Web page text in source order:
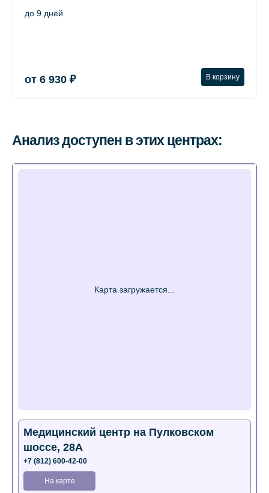
до 9 дней
от 6 930 ₽ В корзину
Анализ доступен в этих центрах:
Медицинский центр на Пулковском
шоссе, 28А
+7 (812) 600-42-00
На карте